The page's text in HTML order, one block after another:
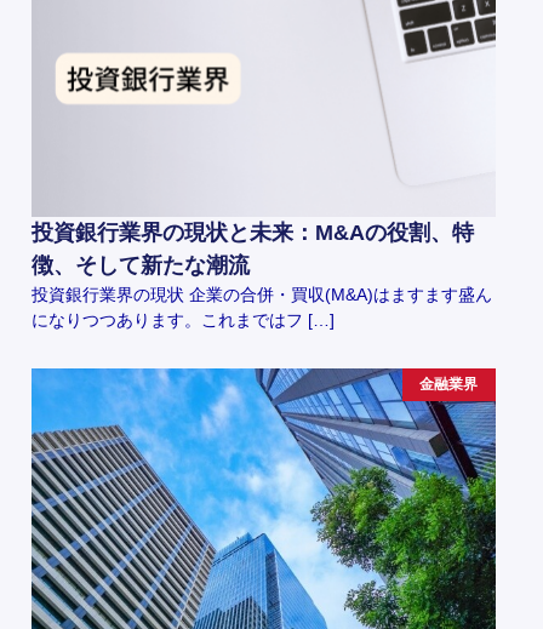
投資銀行業界の現状と未来：M&Aの役割、特
徴、そして新たな潮流
投資銀行業界の現状 企業の合併・買収(M&A)はますます盛ん
になりつつあります。これまではフ […]
金融業界